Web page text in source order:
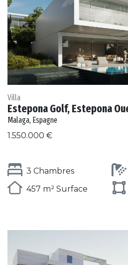
Villa
Estepona Golf, Estepona
Malaga, Espagne
1.550.000 €
3 Chambres
457 m² Surface